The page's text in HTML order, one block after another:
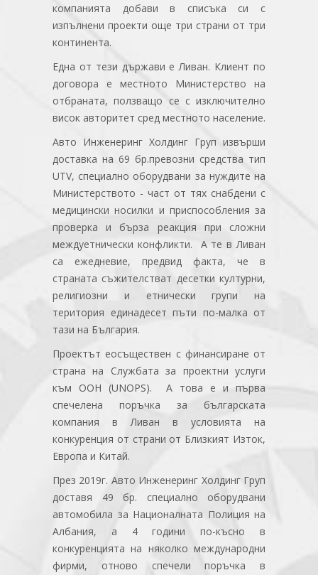
компанията добави в списъка си с
изпълнени проекти още три страни от три
континента.
Една от тези държави е Ливан. Клиент по
договора е местното Министерство на
отбраната, ползващо се с изключително
висок авторитет сред местното население.
Авто Инженеринг Холдинг Груп извърши
доставка на 69 бр.превозни средства тип
UTV, специално оборудвани за нуждите на
Министерството - част от тях снабдени с
медицински носилки и приспособления за
проверка и бърза реакция при сложни
междуетнически конфликти. А те в Ливан
са ежедневие, предвид факта, че в
страната съжителстват десетки културни,
религиозни и етнически групи на
територия единадесет пъти по-малка от
тази на България.
Проектът еосъществен с финансиране от
страна на Службата за проектни услуги
към ООН (UNOPS). А това е и първа
спечелена поръчка за българската
компания в Ливан в условията на
конкуренция от страни от Близкият Изток,
Европа и Китай.
През 2019г. Авто Инженеринг Холдинг Груп
доставя 49 бр. специално оборудвани
автомобила за Националната Полиция на
Албания, а 4 години по-късно в
конкуренцията на няколко международни
фирми, отново спечели поръчка в